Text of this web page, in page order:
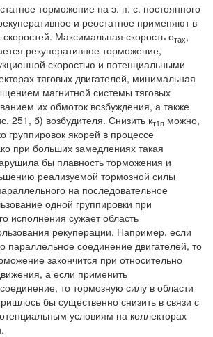
торможение на э. п. с. постоянного
и реостатное применяют в
Максимальная скорость отах,
рекуперативное торможение,
скоростью и потенциальными
тяговых двигателей, минимальная
магнитной системы тяговых
их обмоток возбуждения, а также
251, б) возбудителя. Снизить кт1п можно,
группировок якорей в процессе
при больших замедлениях такая
бы плавность торможения и
реализуемой тормозной силы
на последовательное
одной группировки при
исполнения сужает область
рекуперации. Например, если
параллельное соединение двигателей, то
закончится при относительно
а если применить
то тормозную силу в области
бы существенно снизить в связи с
условиям на коллекторах